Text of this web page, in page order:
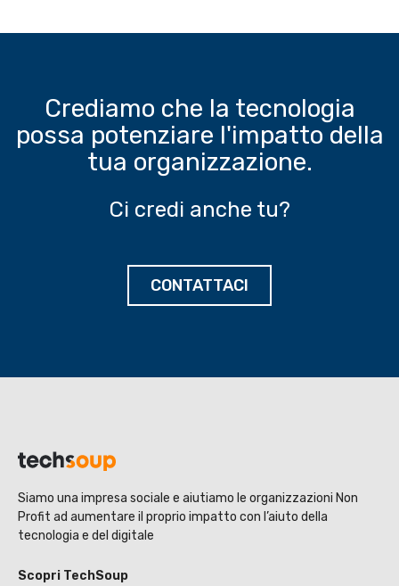
Crediamo che la tecnologia
possa potenziare l'impatto della
tua organizzazione.
Ci credi anche tu?
CONTATTACI
Siamo una impresa sociale e aiutiamo le organizzazioni Non
Profit ad aumentare il proprio impatto con l’aiuto della
tecnologia e del digitale
Scopri TechSoup